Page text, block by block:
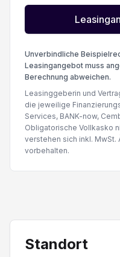
Unverbindliche
Leasingangebot muss
Berechnung abweichen.
Leasinggeberin und
die jeweilige
Services, BANK-now,
Obligatorische Vollkasko
verstehen sich inkl. MwSt.
vorbehalten.
Standort